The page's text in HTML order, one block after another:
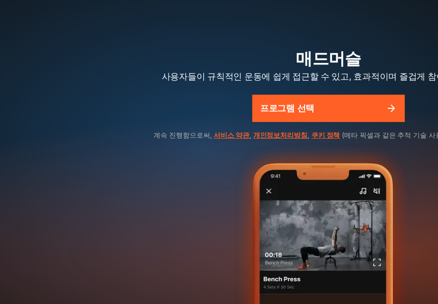
매드머슬
사용자들이 규칙적인 운동에 쉽게 접근할 수 있고, 효과적이며 즐겁게
프로그램 선택
계속 진행함으로써,서비스 약관, 개인정보처리방침 쿠키 정책 (메타 픽셀과 같은 추적 기술